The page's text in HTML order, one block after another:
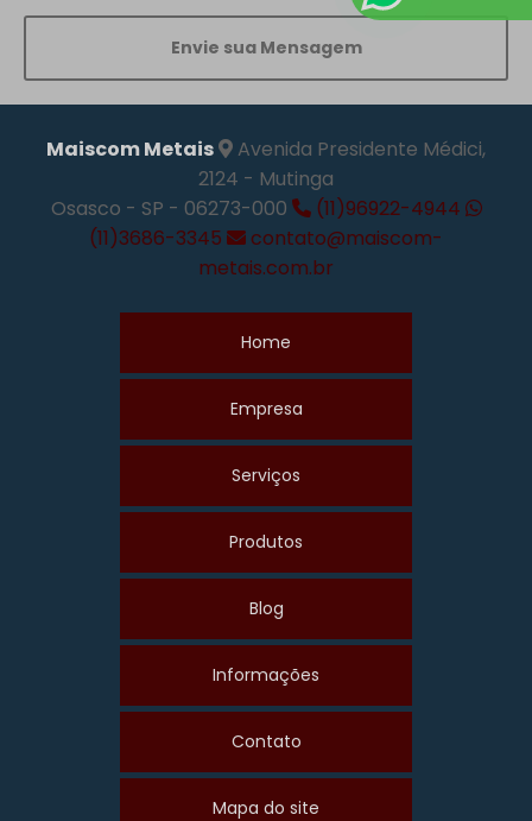
Envie sua Mensagem
Maiscom Metais
Avenida Presidente Médici,
2124 - Mutinga
Osasco - SP - 06273-000
(11)96922-4944
(11)3686-3345
contato@maiscom-
metais.com.br
Home
Empresa
Serviços
Produtos
Blog
Informações
Contato
Mapa do site